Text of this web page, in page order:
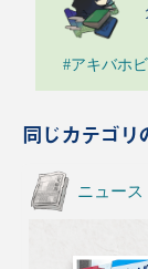
#アキバホ
同じカテゴ
ニュース